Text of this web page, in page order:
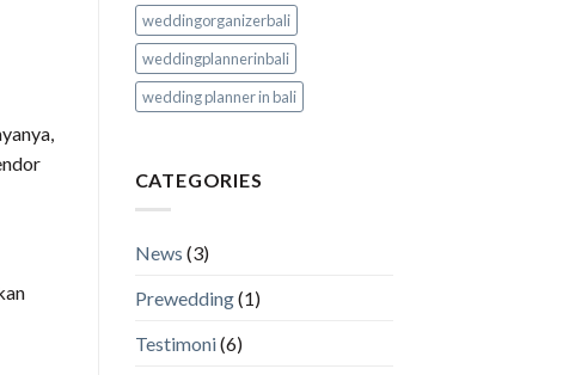
weddingorganizerbali
weddingplannerinbali
wedding planner in bali
CATEGORIES
News (3)
Prewedding(1)
Testimoni(6)